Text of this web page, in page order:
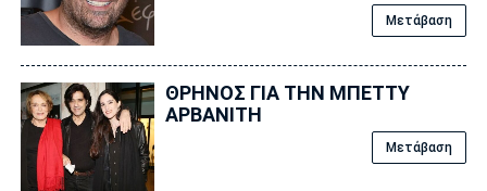
Μετάβαση
ΘΡΗΝΟΣ ΓΙΑ ΤΗΝ ΜΠΕΤΤΥ
ΑΡΒΑΝΙΤΗ
Μετάβαση